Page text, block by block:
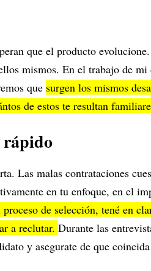
que el producto
mismos. En el trabajo de mi
que surgen los mismos
de estos te resultan
rápido
Las malas contrataciones
en tu enfoque, en el
de selección, tené en
a reclutar. Durante las
y asegurate de que